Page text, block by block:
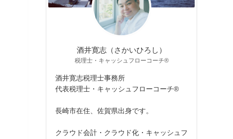
酒井寛志（さかいひろし）
税理士・キャッシュフローコーチ®
酒井寛志税理士事務所
代表税理士・キャッシュフローコーチ®
長崎市在住、佐賀県出身です。
クラウド会計・クラウド化・キャッシュフ